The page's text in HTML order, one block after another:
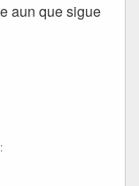
aun que sigue